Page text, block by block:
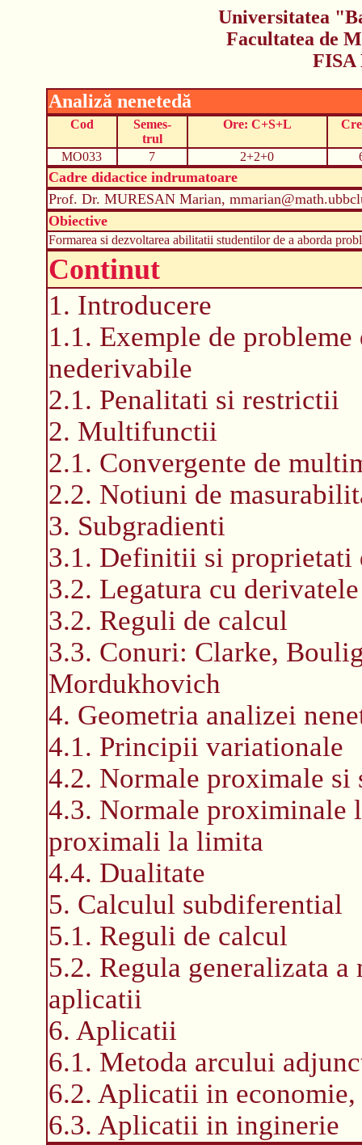
Universitatea
Facultatea de
FISA
Analiză nenetedă
Cod
Semes-
trul
Ore: C+S+L
MO033 7 2+2+0
Cadre didactice indrumatoare
Prof. Dr. MURESAN Marian,
Obiective
Formarea si dezvoltarea abilitatii studentilor de a aborda
Continut
1. Introducere
1.1. Exemple de
nederivabile
2.1. Penalitati si restrictii
2. Multifunctii
2.1. Convergente de
2.2. Notiuni de
3. Subgradienti
3.1. Definitii si proprietati
3.2. Legatura cu
3.2. Reguli de calcul
3.3. Conuri: Clarke,
Mordukhovich
4. Geometria analizei
4.1. Principii variationale
4.2. Normale proximale
4.3. Normale proximinale
proximali la limita
4.4. Dualitate
5. Calculul subdiferential
5.1. Reguli de calcul
5.2. Regula generalizata
aplicatii
6. Aplicatii
6.1. Metoda arcului
6.2. Aplicatii in
6.3. Aplicatii in inginerie